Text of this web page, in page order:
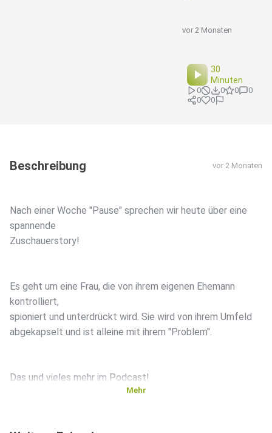
vor 2 Monaten
30
Minuten
0 0 0
0
0
0
Beschreibung vor 2 Monaten
Nach einer Woche "Pause" sprechen wir heute über eine
spannende
Zuschauerstory!
Es geht um eine Frau, die von ihrem eigenen Ehemann
kontrolliert,
spioniert und unterdrückt wird. Sie wird von ihrem Umfeld
abgekapselt und ist alleine mit ihrem "Problem".
Das und vieles mehr im Podcast!
Mehr